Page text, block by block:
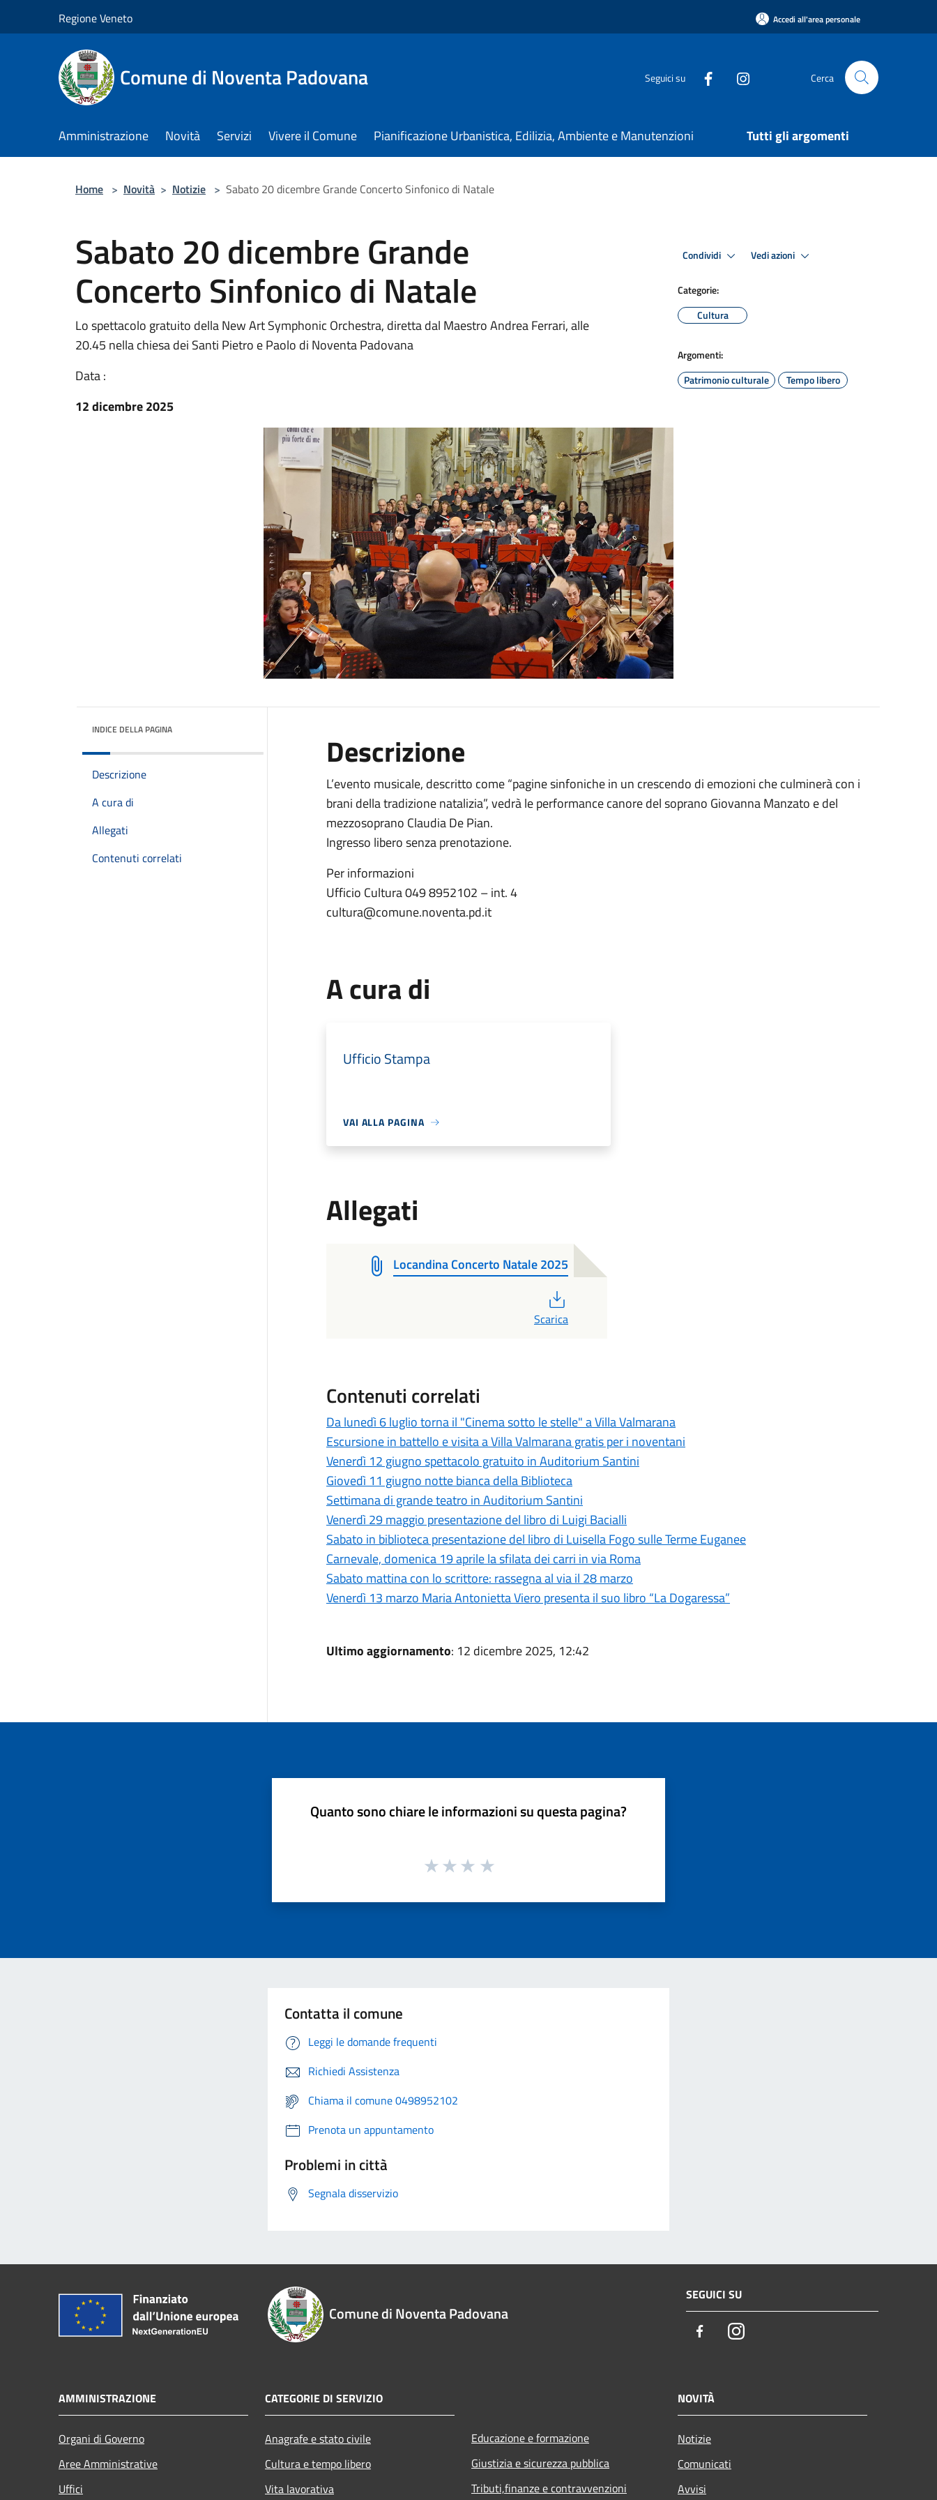
Regione Veneto Accedi all'area personale
Comune di Noventa Padovana Seguici su Cerca
Amministrazione Novità Servizi Vivere il Comune Pianificazione Urbanistica, Edilizia, Ambiente e Manutenzioni Tutti gli argomenti
Home > Novità > Notizie > Sabato 20 dicembre Grande Concerto Sinfonico di Natale
Sabato 20 dicembre Grande
Concerto Sinfonico di Natale
Lo spettacolo gratuito della New Art Symphonic Orchestra, diretta dal Maestro Andrea Ferrari, alle
20.45 nella chiesa dei Santi Pietro e Paolo di Noventa Padovana
Data :
12 dicembre 2025
Condividi Vedi azioni
Categorie:
Cultura
Argomenti:
Patrimonio culturale
Tempo libero
INDICE DELLA PAGINA
Descrizione
A cura di
Allegati
Contenuti correlati
Descrizione
L’evento musicale, descritto come “pagine sinfoniche in un crescendo di emozioni che culminerà con i
brani della tradizione natalizia”, vedrà le performance canore del soprano Giovanna Manzato e del
mezzosoprano Claudia De Pian.
Ingresso libero senza prenotazione.
Per informazioni
Ufficio Cultura 049 8952102 – int. 4
cultura@comune.noventa.pd.it
A cura di
Ufficio Stampa
VAI ALLA PAGINA
Allegati
Locandina Concerto Natale 2025
Scarica
Contenuti correlati
Da lunedì 6 luglio torna il "Cinema sotto le stelle" a Villa Valmarana
Escursione in battello e visita a Villa Valmarana gratis per i noventani
Venerdì 12 giugno spettacolo gratuito in Auditorium Santini
Giovedì 11 giugno notte bianca della Biblioteca
Settimana di grande teatro in Auditorium Santini
Venerdì 29 maggio presentazione del libro di Luigi Bacialli
Sabato in biblioteca presentazione del libro di Luisella Fogo sulle Terme Euganee
Carnevale, domenica 19 aprile la sfilata dei carri in via Roma
Sabato mattina con lo scrittore: rassegna al via il 28 marzo
Venerdì 13 marzo Maria Antonietta Viero presenta il suo libro “La Dogaressa”
Ultimo aggiornamento: 12 dicembre 2025, 12:42
Quanto sono chiare le informazioni su questa pagina?
Contatta il comune
Leggi le domande frequenti
Richiedi Assistenza
Chiama il comune 0498952102
Prenota un appuntamento
Problemi in città
Segnala disservizio
Comune di Noventa Padovana
SEGUICI SU
FacebookInstagram
AMMINISTRAZIONE
Organi di Governo
Aree Amministrative
Uffici
CATEGORIE DI SERVIZIO
Anagrafe e stato civile
Cultura e tempo libero
Vita lavorativa
Educazione e formazione
Giustizia e sicurezza pubblica
Tributi,finanze e contravvenzioni
NOVITÀ
Notizie
Comunicati
Avvisi